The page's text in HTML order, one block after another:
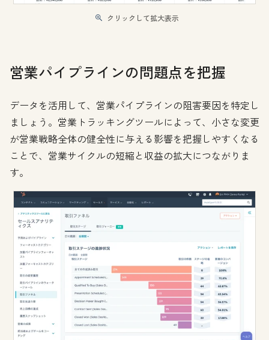
クリックして拡大表示
営業パイプラインの問題点を把握
データを活用して、営業パイプラインの阻害要因を特定し
ましょう。営業トラッキングツールによって、小さな変更
が営業戦略全体の健全性に与える影響を把握しやすくなる
ことで、営業サイクルの短縮と収益の拡大につながりま
す。